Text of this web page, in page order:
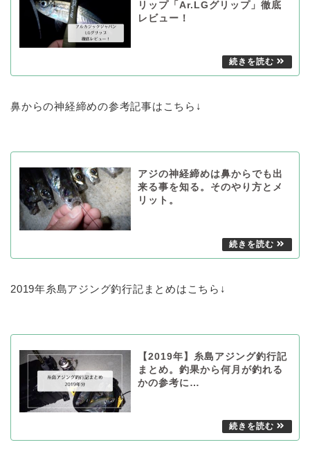
リップ「Ar.LGグリップ」徹底
レビュー！
鼻からの神経締めの参考記事はこちら↓
アジの神経締めは鼻からでも出
来る事を知る。そのやり方とメ
リット。
2019年糸島アジング釣行記まとめはこちら↓
【2019年】糸島アジング釣行記
まとめ。釣果から何月が釣れる
かの参考に…